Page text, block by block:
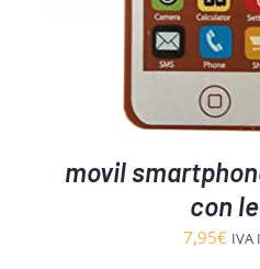
movil
con
7,95€ IVA